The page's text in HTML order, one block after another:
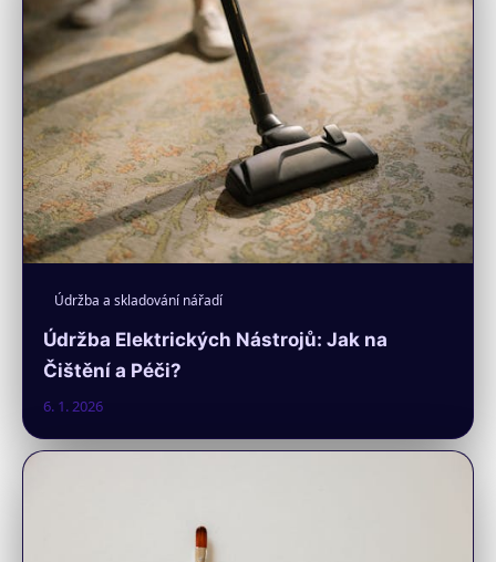
Údržba a skladování nářadí
Údržba Elektrických Nástrojů: Jak na
Čištění a Péči?
6. 1. 2026